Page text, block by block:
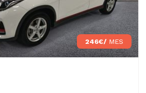
246€/ MES